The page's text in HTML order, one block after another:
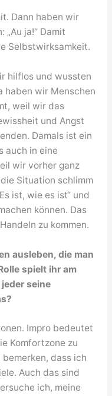
Dann haben wir
ja!“ Damit
Selbstwirksamkeit.
hilflos und wussten
haben wir Menschen
weil wir das
und Angst
Damals ist ein
auch in eine
wir vorher ganz
Situation schlimm
ist, wie es ist“ und
können. Das
zu kommen.
ausleben, die man
spielt ihr am
seine
Impro bedeutet
Komfortzone zu
dass ich
Auch das sind
ich, meine